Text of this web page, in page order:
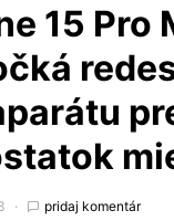
15 Pro
pridaj komentár